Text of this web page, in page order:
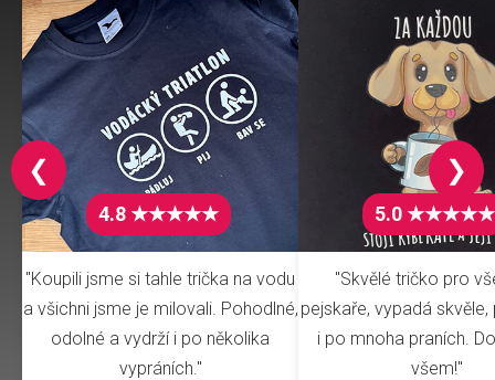
4.8 ★★★★★
"Koupili jsme si tahle trička na vodu
a všichni jsme je milovali. Pohodlné,
odolné a vydrží i po několika
vypráních."
5.0 ★★★★★
"Skvělé tričko pro
pejskaře, vypadá
i po mnoha praních.
všem!"
❮ ❯